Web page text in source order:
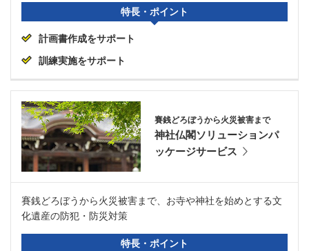
特長・ポイント
計画書作成をサポート
訓練実施をサポート
賽銭どろぼうから火災被害まで
神社仏閣ソリューションパ
ッケージサービス
賽銭どろぼうから火災被害まで、お寺や神社を始めとする文
化遺産の防犯・防災対策
特長・ポイント